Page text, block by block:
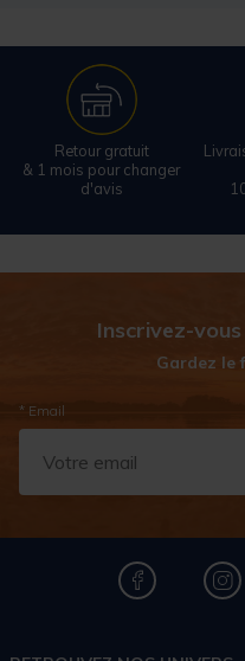
Retour gratuit
& 1 mois pour changer
d'avis
Inscrivez-
Gardez le
* Email